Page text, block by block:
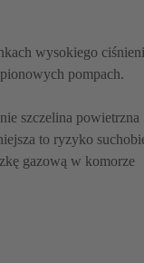
wysokiego
pompach.
szczelina powietrzna
to ryzyko
gazową w komorze